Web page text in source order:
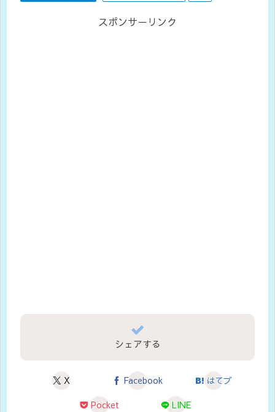
スポンサーリンク
シェアする
X Facebook
はてブ
Pocket
LINE